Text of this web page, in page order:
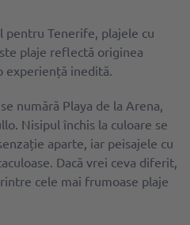
pentru Tenerife, plajele cu
plaje reflectă originea
experiență inedită.
numără Playa de la Arena,
Nisipul închis la culoare se
aparte, iar peisajele cu
Dacă vrei ceva diferit,
cele mai frumoase plaje